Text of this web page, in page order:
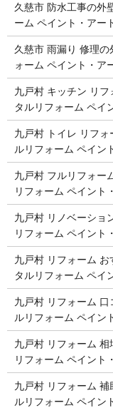
久慈市 防水工事の外
ーム ペイント・アー
久慈市 雨漏り 修理
ォーム ペイント・ア
九戸村 キッチン リ
タルリフォーム ペイ
九戸村 トイレ リフ
ルリフォーム ペイン
九戸村 フルリフォー
リフォーム ペイント
九戸村 リノベーショ
リフォーム ペイント
九戸村 リフォーム
タルリフォーム ペイ
九戸村 リフォーム
ルリフォーム ペイン
九戸村 リフォーム
リフォーム ペイント
九戸村 リフォーム
ルリフォーム ペイン